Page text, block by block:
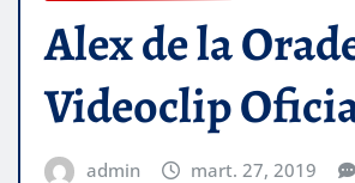
Alex de la
Videoclip
admin mart. 27, 2019